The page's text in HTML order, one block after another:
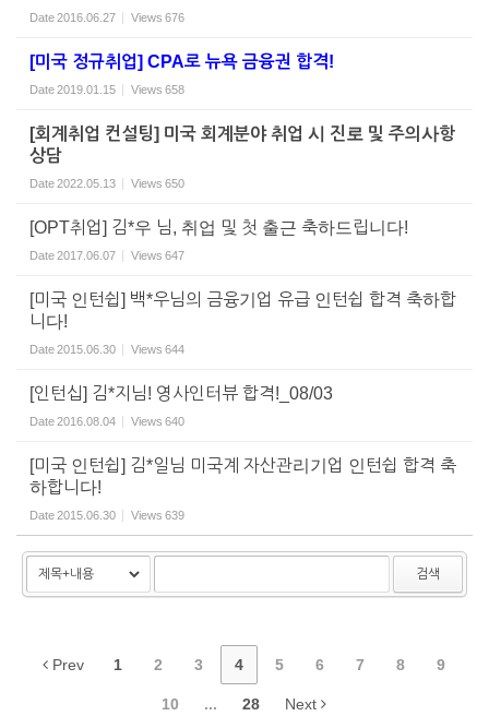
Date2016.06.27 Views 676
[미국 정규취업] CPA로 뉴욕 금융권 합격!
Date2019.01.15 Views 658
[회계취업 컨설팅] 미국 회계분야 취업 시 진로 및 주의사항
상담
Date2022.05.13 Views 650
[OPT취업] 김*우 님, 취업 및 첫 출근 축하드립니다!
Date2017.06.07 Views 647
[미국 인턴쉽] 백*우님의 금융기업 유급 인턴쉽 합격 축하합
니다!
Date2015.06.30 Views 644
[인턴십] 김*지님! 영사인터뷰 합격!_08/03
Date2016.08.04 Views 640
[미국 인턴쉽] 김*일님 미국계 자산관리기업 인턴쉽 합격 축
하합니다!
Date2015.06.30 Views 639
검색
Prev 1 2 3 4 5 6 7 8 9
10 ... 28 Next